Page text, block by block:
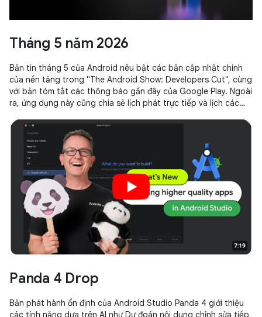
Tháng 5 năm 2026
Bản tin tháng 5 của Android nêu bật các bản cập nhật chính
của nền tảng trong "The Android Show: Developers Cut", cùng
với bản tóm tắt các thông báo gần đây của Google Play. Ngoài
ra, ứng dụng này cũng chia sẻ lịch phát trực tiếp và lịch các
Panda 4 Drop
Bản phát hành ổn định của Android Studio Panda 4 giới thiệu
các tính năng dựa trên AI như Dự đoán nội dung chỉnh sửa tiếp